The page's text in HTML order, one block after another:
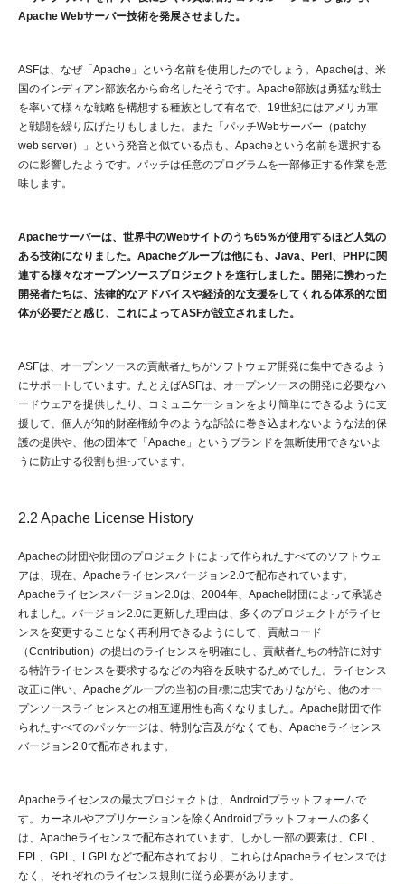
Apache Webサーバー技術を発展させました。
ASFは、なぜ「Apache」という名前を使用したのでしょう。Apacheは、米
国のインディアン部族名から命名したそうです。Apache部族は勇猛な戦士
を率いて様々な戦略を構想する種族として有名で、19世紀にはアメリカ軍
と戦闘を繰り広げたりもしました。また「パッチWebサーバー（patchy
web server）」という発音と似ている点も、Apacheという名前を選択する
のに影響したようです。パッチは任意のプログラムを一部修正する作業を意
味します。
Apacheサーバーは、世界中のWebサイトのうち65％が使用するほど人気の
ある技術になりました。Apacheグループは他にも、Java、Perl、PHPに関
連する様々なオープンソースプロジェクトを進行しました。開発に携わった
開発者たちは、法律的なアドバイスや経済的な支援をしてくれる体系的な団
体が必要だと感じ、これによってASFが設立されました。
ASFは、オープンソースの貢献者たちがソフトウェア開発に集中できるよう
にサポートしています。たとえばASFは、オープンソースの開発に必要なハ
ードウェアを提供したり、コミュニケーションをより簡単にできるように支
援して、個人が知的財産権紛争のような訴訟に巻き込まれないような法的保
護の提供や、他の団体で「Apache」というブランドを無断使用できないよ
うに防止する役割も担っています。
2.2 Apache License History
Apacheの財団や財団のプロジェクトによって作られたすべてのソフトウェ
アは、現在、Apacheライセンスバージョン2.0で配布されています。
Apacheライセンスバージョン2.0は、2004年、Apache財団によって承認さ
れました。バージョン2.0に更新した理由は、多くのプロジェクトがライセ
ンスを変更することなく再利用できるようにして、貢献コード
（Contribution）の提出のライセンスを明確にし、貢献者たちの特許に対す
る特許ライセンスを要求するなどの内容を反映するためでした。ライセンス
改正に伴い、Apacheグループの当初の目標に忠実でありながら、他のオー
プンソースライセンスとの相互運用性も高くなりました。Apache財団で作
られたすべてのパッケージは、特別な言及がなくても、Apacheライセンス
バージョン2.0で配布されます。
Apacheライセンスの最大プロジェクトは、Androidプラットフォームで
す。カーネルやアプリケーションを除くAndroidプラットフォームの多く
は、Apacheライセンスで配布されています。しかし一部の要素は、CPL、
EPL、GPL、LGPLなどで配布されており、これらはApacheライセンスでは
なく、それぞれのライセンス規則に従う必要があります。